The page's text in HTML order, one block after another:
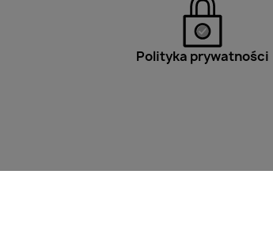
Polityka prywatności